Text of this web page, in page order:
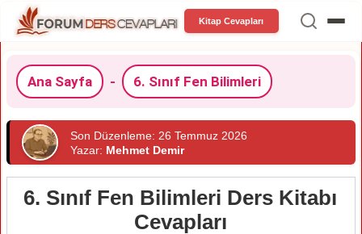
Kitap Cevapları
Ana Sayfa - 6. Sınıf Fen Bilimleri
Son Düzenleme: 26 Temmuz 2026
Yazar: Mehmet Demir
6. Sınıf Fen Bilimleri Ders Kitabı
Cevapları